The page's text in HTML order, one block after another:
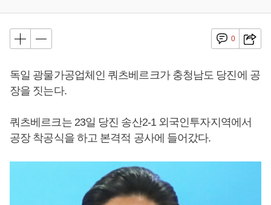
0
독일 광물가공업체인 쿼츠베르크가 충청남도 당진에 공
장을 짓는다.
쿼츠베르크는 23일 당진 송산2-1 외국인투자지역에서
공장 착공식을 하고 본격적 공사에 들어갔다.